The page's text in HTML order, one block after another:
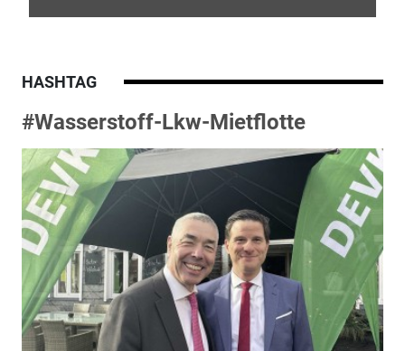
HASHTAG
#Wasserstoff-Lkw-Mietflotte